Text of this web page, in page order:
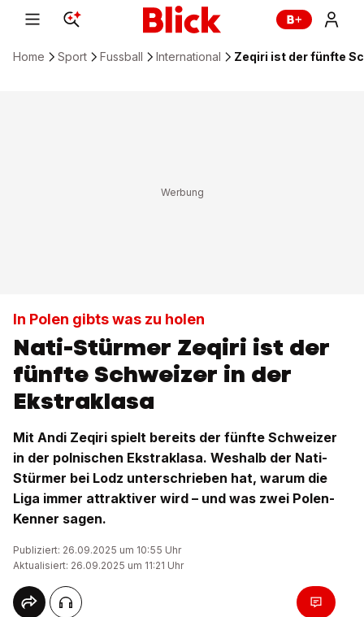
Home Sport Fussball International Zeqiri ist der fünfte
In Polen gibts was zu holen
Nati-Stürmer Zeqiri ist der
fünfte Schweizer in der
Ekstraklasa
Mit Andi Zeqiri spielt bereits der fünfte Schweizer
in der polnischen Ekstraklasa. Weshalb der Nati-
Stürmer bei Lodz unterschrieben hat, warum die
Liga immer attraktiver wird – und was zwei Polen-
Kenner sagen.
Publiziert: 26.09.2025 um 10:55 Uhr
Aktualisiert: 26.09.2025 um 11:21 Uhr